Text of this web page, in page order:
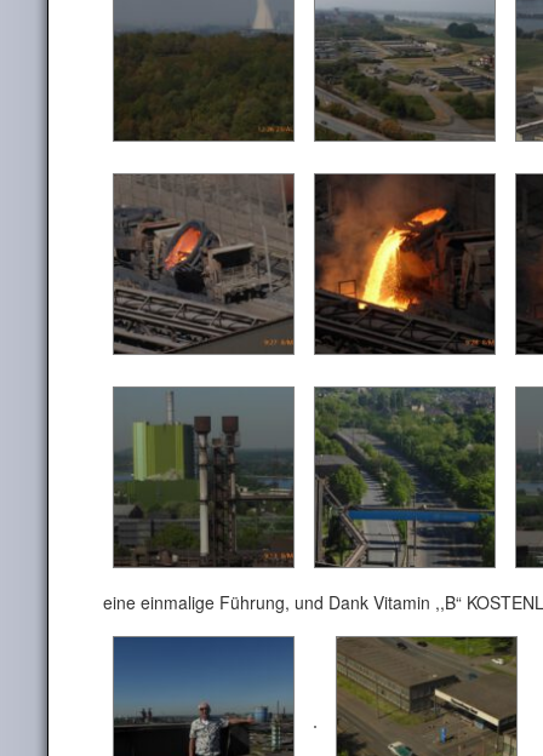
eine einmalige Führung, und Dank Vitamin ,,B“